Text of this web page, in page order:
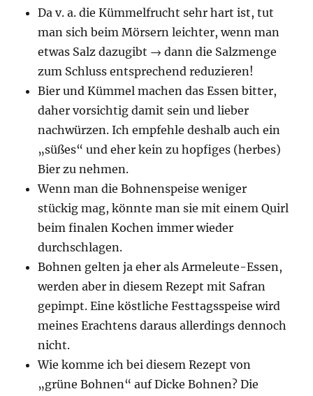
Da v. a. die Kümmelfrucht sehr hart ist, tut
man sich beim Mörsern leichter, wenn man
etwas Salz dazugibt → dann die Salzmenge
zum Schluss entsprechend reduzieren!
Bier und Kümmel machen das Essen bitter,
daher vorsichtig damit sein und lieber
nachwürzen. Ich empfehle deshalb auch ein
„süßes“ und eher kein zu hopfiges (herbes)
Bier zu nehmen.
Wenn man die Bohnenspeise weniger
stückig mag, könnte man sie mit einem Quirl
beim finalen Kochen immer wieder
durchschlagen.
Bohnen gelten ja eher als Armeleute-Essen,
werden aber in diesem Rezept mit Safran
gepimpt. Eine köstliche Festtagsspeise wird
meines Erachtens daraus allerdings dennoch
nicht.
Wie komme ich bei diesem Rezept von
„grüne Bohnen“ auf Dicke Bohnen? Die